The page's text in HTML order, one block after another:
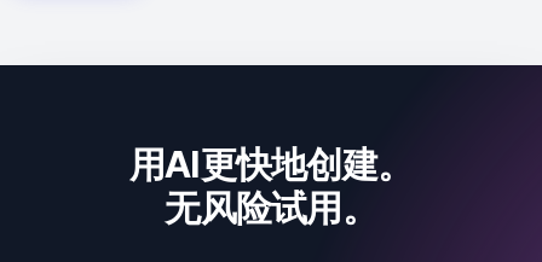
用AI更快地创建。
无风险试用。